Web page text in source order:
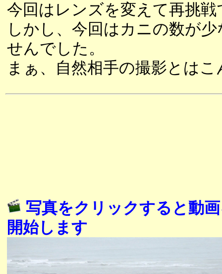
今回はレンズを変えて再挑戦
しかし、今回はカニの数が
せんでした。
まぁ、自然相手の撮影とは
写真をクリックすると動
開始します